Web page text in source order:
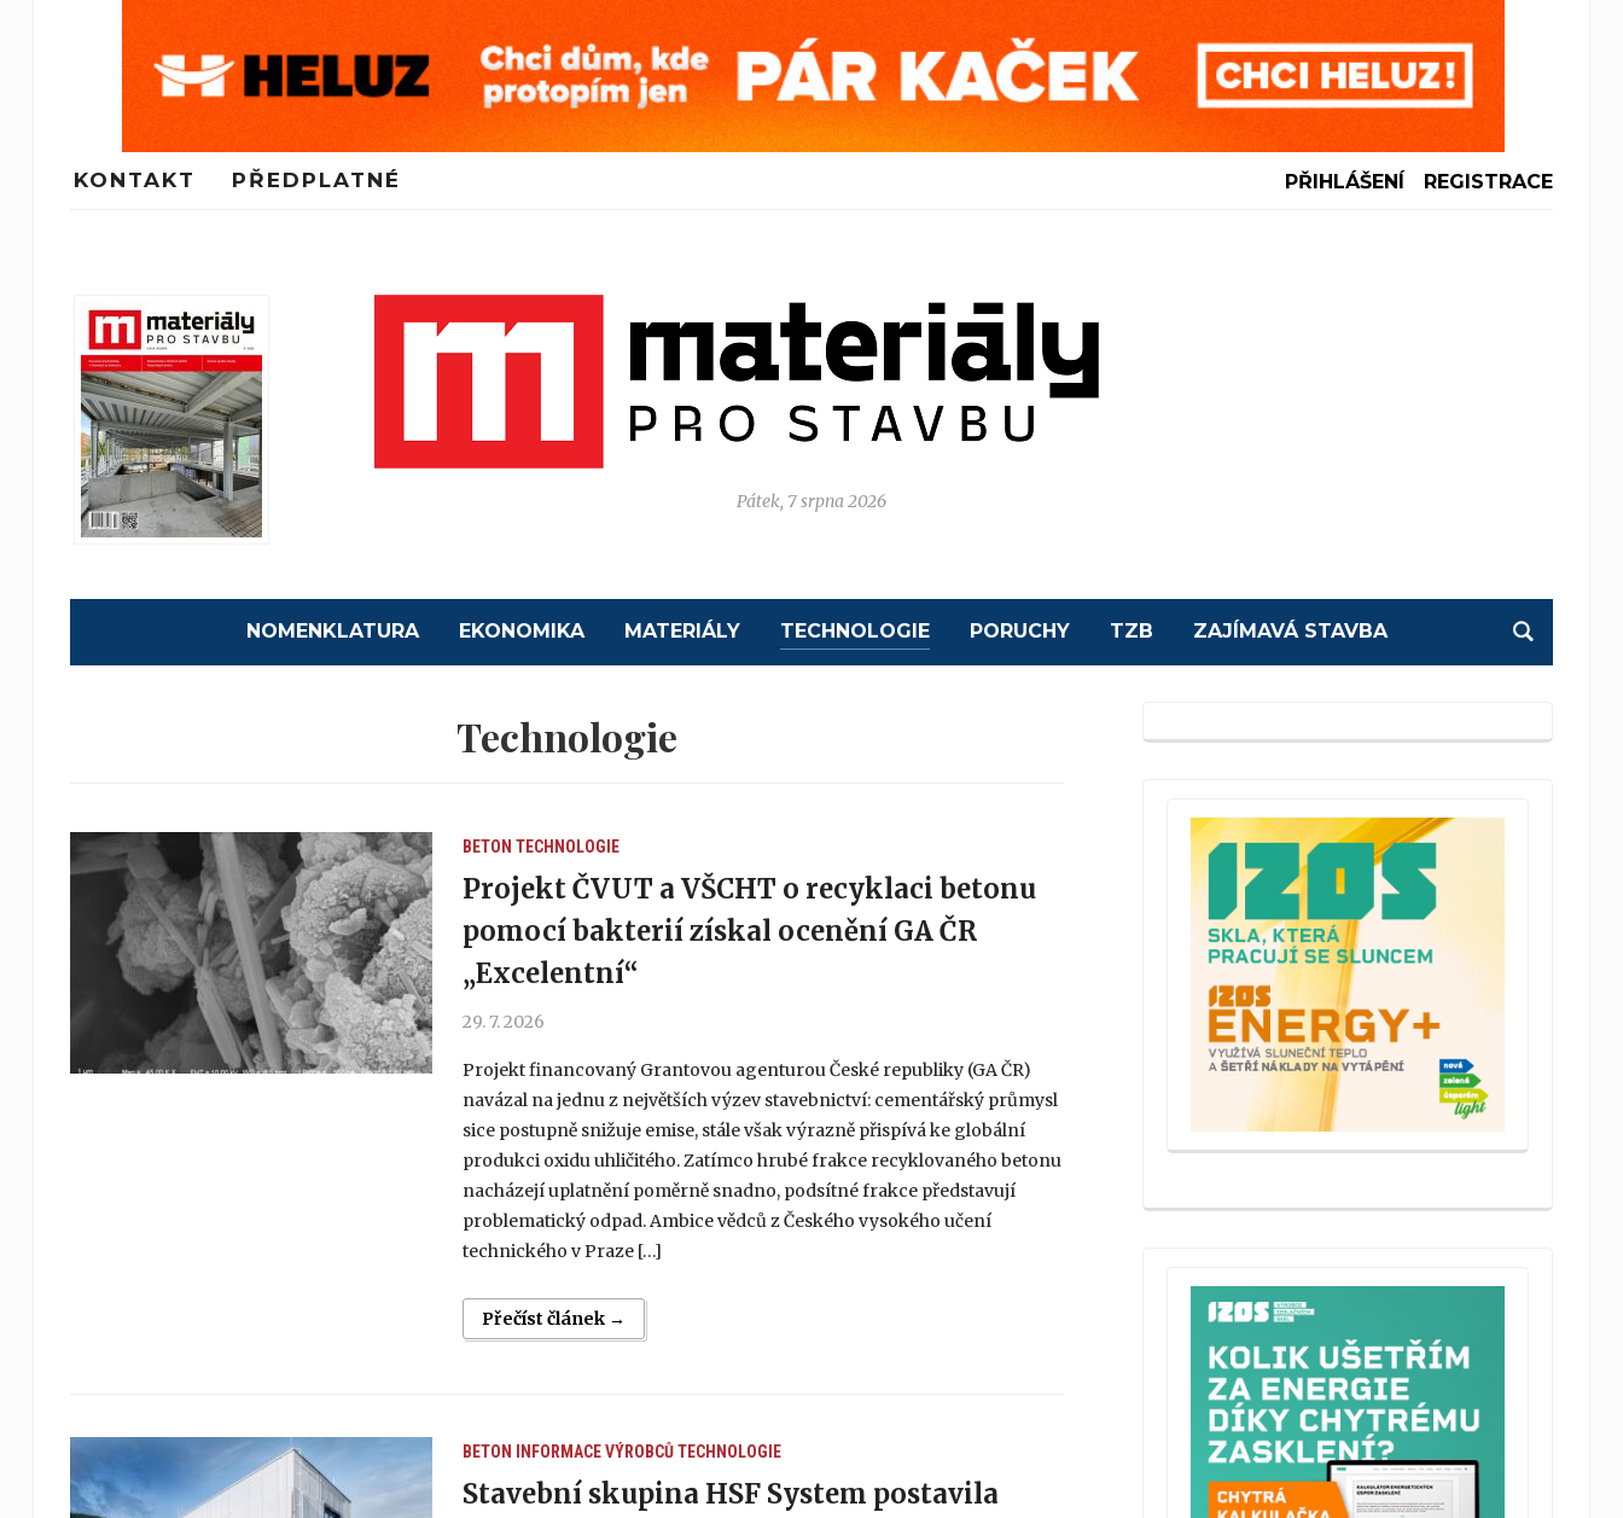
KONTAKT PŘEDPLATNÉ PŘIHLÁŠENÍ REGISTRACE
Pátek, 7 srpna 2026
NOMENKLATURA EKONOMIKA MATERIÁLY TECHNOLOGIE PORUCHY TZB ZAJÍMAVÁ STAVBA
Technologie
BETON TECHNOLOGIE
Projekt ČVUT a VŠCHT o recyklaci betonu
pomocí bakterií získal ocenění GA ČR
„Excelentní“
29. 7. 2026
Projekt financovaný Grantovou agenturou České republiky (GA ČR)
navázal na jednu z největších výzev stavebnictví: cementářský průmysl
sice postupně snižuje emise, stále však výrazně přispívá ke globální
produkci oxidu uhličitého. Zatímco hrubé frakce recyklovaného betonu
nacházejí uplatnění poměrně snadno, podsítné frakce představují
problematický odpad. Ambice vědců z Českého vysokého učení
technického v Praze […]
Přečíst článek →
BETON INFORMACE VÝROBCŮTECHNOLOGIE
Stavební skupina HSF System postavila